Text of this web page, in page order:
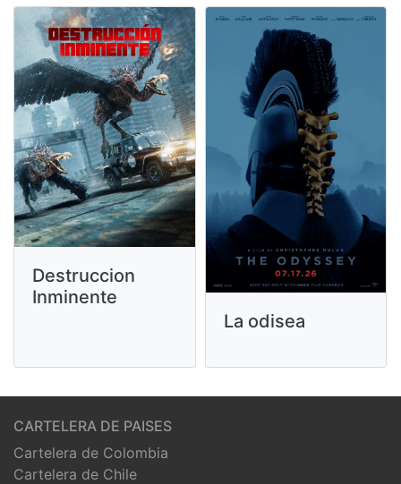
Destruccion
Inminente
La odisea
CARTELERA DE PAISES
Cartelera de Colombia
Cartelera de Chile